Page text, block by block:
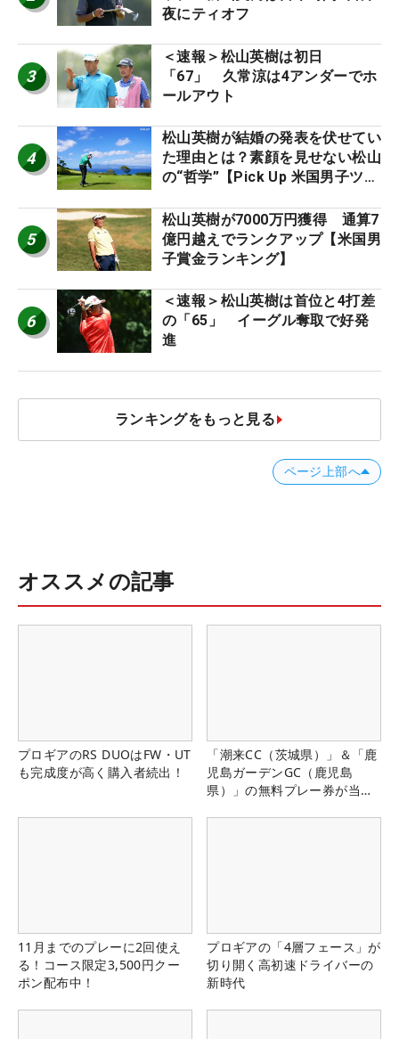
夜にティオフ
3
＜速報＞松山英樹は初日
「67」 久常涼は4アンダーでホ
ールアウト
4
松山英樹が結婚の発表を伏せてい
た理由とは？素顔を見せない松山
の“哲学”【Pick Up 米国男子ツア
5
松山英樹が7000万円獲得 通算7
億円越えでランクアップ【米国男
子賞金ランキング】
6
＜速報＞松山英樹は首位と4打差
の「65」 イーグル奪取で好発
進
ランキングをもっと見る
ページ上部へ
オススメの記事
プロギアのRS DUOはFW・UT
も完成度が高く購入者続出！
「潮来CC（茨城県）」＆「鹿
児島ガーデンGC（鹿児島
県）」の無料プレー券が当た
11月までのプレーに2回使え
る！コース限定3,500円クー
ポン配布中！
プロギアの「4層フェース」が
切り開く高初速ドライバーの
新時代